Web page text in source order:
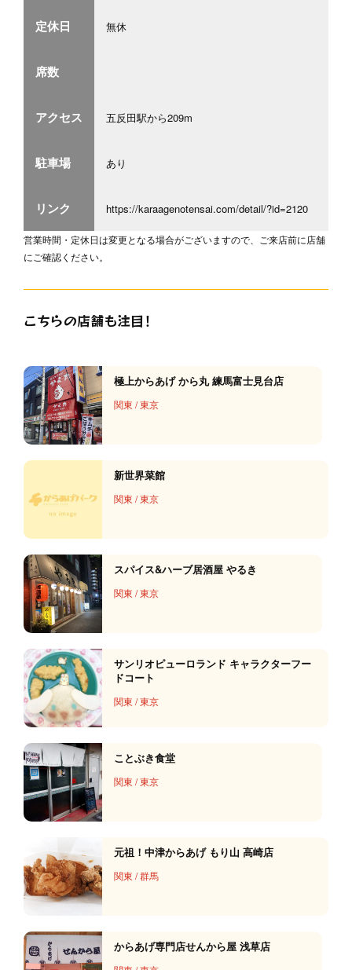
定休日 無休
席数
アクセス 五反田駅から209m
駐車場 あり
リンク https://karaagenotensai.com/detail/?id=2120
営業時間・定休日は変更となる場合がございますので、ご来店前に店舗
にご確認ください。
こちらの店舗も注目！
極上からあげ から丸 練馬富士見台店
関東 /東京
新世界菜館
関東 /東京
スパイス&ハーブ居酒屋 やるき
関東 /東京
サンリオピューロランド キャラクターフー
ドコート
関東 /東京
ことぶき食堂
関東 /東京
元祖！中津からあげ もり山 高崎店
関東 /群馬
からあげ専門店せんから屋 浅草店